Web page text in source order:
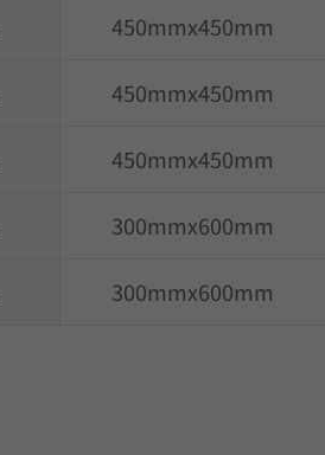
450mmx450mm
450mmx450mm
450mmx450mm
300mmx600mm
300mmx600mm